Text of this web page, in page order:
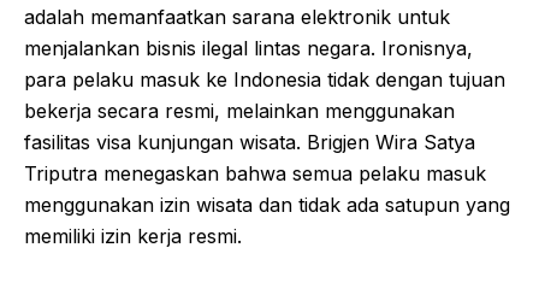
adalah memanfaatkan sarana elektronik untuk
menjalankan bisnis ilegal lintas negara. Ironisnya,
para pelaku masuk ke Indonesia tidak dengan tujuan
bekerja secara resmi, melainkan menggunakan
fasilitas visa kunjungan wisata. Brigjen Wira Satya
Triputra menegaskan bahwa semua pelaku masuk
menggunakan izin wisata dan tidak ada satupun yang
memiliki izin kerja resmi.